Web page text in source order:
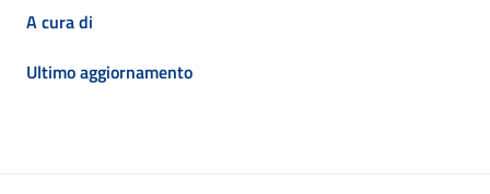
A cura di
Ultimo aggiornamento